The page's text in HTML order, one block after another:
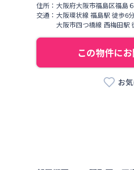
住所： 大阪府大阪市福島区福島
交通： 大阪環状線 福島駅 徒歩6
大阪市四つ橋線 西梅田駅
この物件にお
お